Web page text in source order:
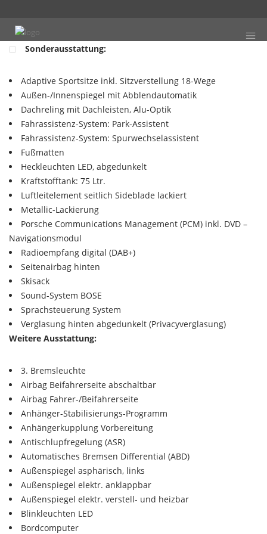
Sonderausstattung:
Adaptive Sportsitze inkl. Sitzverstellung 18-Wege
Außen-/Innenspiegel mit Abblendautomatik
Dachreling mit Dachleisten, Alu-Optik
Fahrassistenz-System: Park-Assistent
Fahrassistenz-System: Spurwechselassistent
Fußmatten
Heckleuchten LED, abgedunkelt
Kraftstofftank: 75 Ltr.
Luftleitelement seitlich Sideblade lackiert
Metallic-Lackierung
Porsche Communications Management (PCM) inkl. DVD –
Navigationsmodul
Radioempfang digital (DAB+)
Seitenairbag hinten
Skisack
Sound-System BOSE
Sprachsteuerung System
Verglasung hinten abgedunkelt (Privacyverglasung)
Weitere Ausstattung:
3. Bremsleuchte
Airbag Beifahrerseite abschaltbar
Airbag Fahrer-/Beifahrerseite
Anhänger-Stabilisierungs-Programm
Anhängerkupplung Vorbereitung
Antischlupfregelung (ASR)
Automatisches Bremsen Differential (ABD)
Außenspiegel asphärisch, links
Außenspiegel elektr. anklappbar
Außenspiegel elektr. verstell- und heizbar
Blinkleuchten LED
Bordcomputer